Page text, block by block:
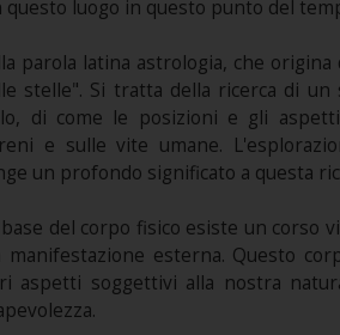
luogo in questo punto del
parola latina astrologia, che origina
stelle". Si tratta della ricerca di un
di come le posizioni e gli
e sulle vite umane.
un profondo significato a questa
del corpo fisico esiste un corso
esterna. Questo
aspetti soggettivi alla nostra